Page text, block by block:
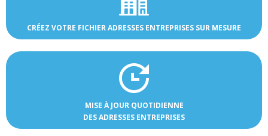
CRÉEZ VOTRE FICHIER ADRESSES ENTREPRISES SUR MESURE
MISE À JOUR QUOTIDIENNE
DES ADRESSES ENTREPRISES